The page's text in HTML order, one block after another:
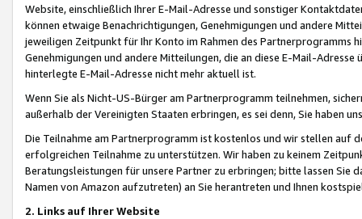
Website, einschließlich Ihrer E-Mail-Adresse und sonstiger
können etwaige Benachrichtigungen, Genehmigungen und andere
jeweiligen Zeitpunkt für Ihr Konto im Rahmen des Partnerprogramms
Genehmigungen und andere Mitteilungen, die an diese E-Mail-
hinterlegte E-Mail-Adresse nicht mehr aktuell ist.
Wenn Sie als Nicht-US-Bürger am Partnerprogramm teilnehmen,
außerhalb der Vereinigten Staaten erbringen, es sei denn, Sie haben
Die Teilnahme am Partnerprogramm ist kostenlos und wir stellen auf
erfolgreichen Teilnahme zu unterstützen. Wir haben zu keinem
Beratungsleistungen für unsere Partner zu erbringen; bitte lassen Sie
Namen von Amazon aufzutreten) an Sie herantreten und Ihnen
2. Links auf Ihrer Website